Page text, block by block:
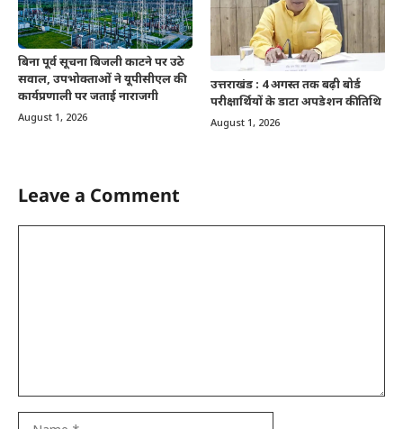
बिना पूर्व सूचना बिजली काटने पर उठे
सवाल, उपभोक्ताओं ने यूपीसीएल की
कार्यप्रणाली पर जताई नाराजगी
August 1, 2026
उत्तराखंड : 4 अगस्त तक बढ़ी बोर्ड
परीक्षार्थियों के डाटा अपडेशन की तिथि
August 1, 2026
Leave a Comment